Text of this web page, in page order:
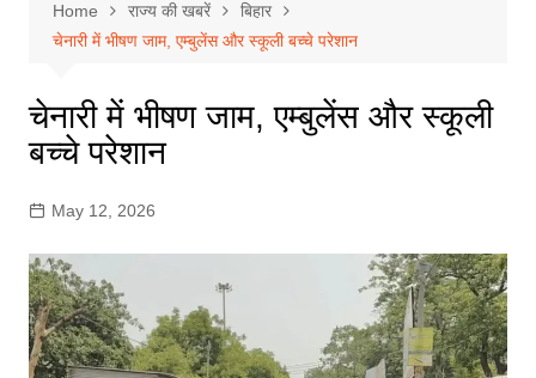
Home राज्य की खबरें
बिहार
चेनारी में भीषण जाम, एम्बुलेंस और स्कूली बच्चे परेशान
चेनारी में भीषण जाम, एम्बुलेंस और स्कूली
बच्चे परेशान
May 12, 2026